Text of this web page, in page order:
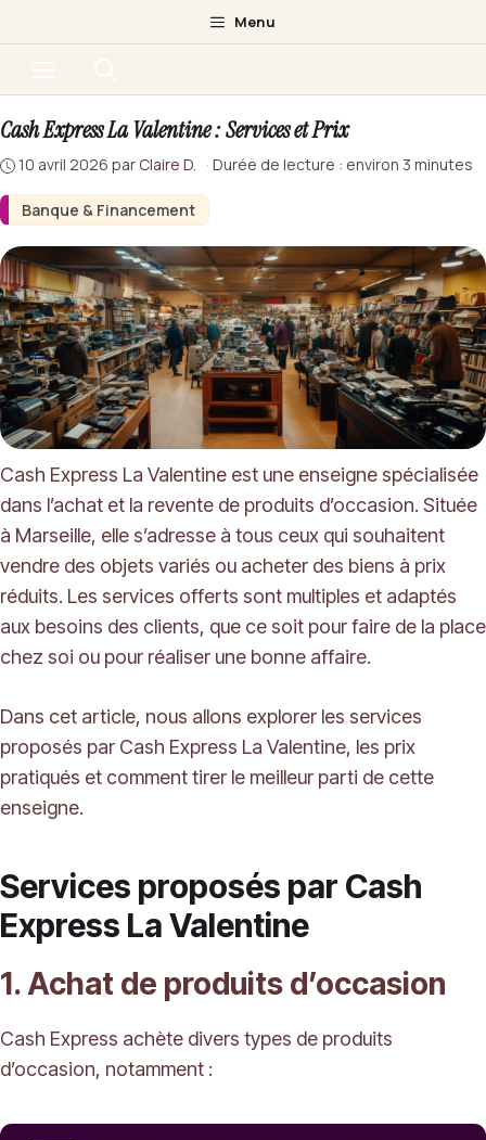
au
Menu
Banque & Financement
Cash Express La Valentine : Services et Prix
10 avril 2026 par Claire D. · Durée de lecture : environ 3 minutes
Cash Express La Valentine est une enseigne spécialisée
dans l’achat et la revente de produits d’occasion. Située
à Marseille, elle s’adresse à tous ceux qui souhaitent
vendre des objets variés ou acheter des biens à prix
réduits. Les services offerts sont multiples et adaptés
aux besoins des clients, que ce soit pour faire de la place
chez soi ou pour réaliser une bonne affaire.
Dans cet article, nous allons explorer les services
proposés par Cash Express La Valentine, les prix
pratiqués et comment tirer le meilleur parti de cette
enseigne.
Services proposés par Cash
Express La Valentine
1. Achat de produits d’occasion
Cash Express achète divers types de produits
d’occasion, notamment :